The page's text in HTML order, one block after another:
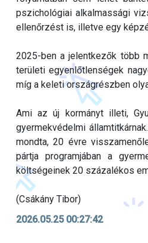
pszichológiai alkalmassági
ellenőrzést is, illetve egy
2025-ben a jelentkezők több
területi egyenlőtlenségek
míg a keleti országrészben
Ami az új kormányt illeti,
gyermekvédelmi
mondta, 20 évre
pártja programjában a
költségeinek 20 százalékos
(Csákány Tibor)
2026.05.25 00:27:42